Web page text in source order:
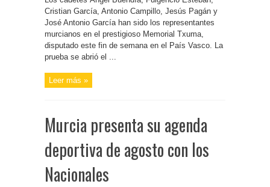
Cristian García, Antonio Campillo, Jesús Pagán y
José Antonio García han sido los representantes
murcianos en el prestigioso Memorial Txuma,
disputado este fin de semana en el País Vasco. La
prueba se abrió el ...
Leer más »
Murcia presenta su agenda
deportiva de agosto con los
Nacionales